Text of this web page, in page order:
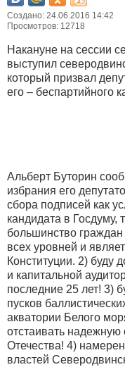
Создано: 24.06.2016 14:42
Просмотров: 12718
Накануне на сессии
выступил
который призвал
его – беспартийного
Альберт Буторин
избрания его
сбора подписей как
кандидата в Госдуму,
большинство
всех уровней и
Конституции. 2) буду
и капитальной
последние 25 лет! 3)
пусков
акватории Белого
отстаивать надежную
Отечества! 4)
властей